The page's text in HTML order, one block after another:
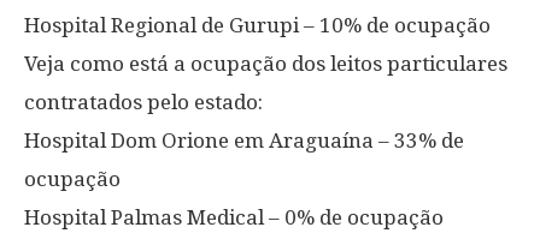
Hospital Regional de Gurupi – 10% de ocupação
Veja como está a ocupação dos leitos particulares
contratados pelo estado:
Hospital Dom Orione em Araguaína – 33% de
ocupação
Hospital Palmas Medical – 0% de ocupação